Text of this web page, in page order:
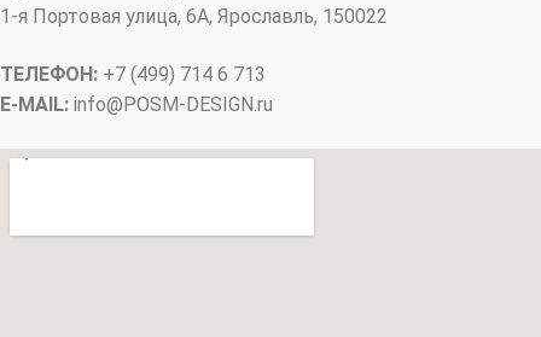
1-я Портовая улица, 6А, Ярославль, 150022
ТЕЛЕФОН: +7 (499) 714 6 713
E-MAIL: info@POSM-DESIGN.ru